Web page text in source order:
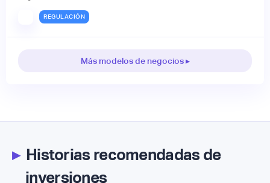
REGULACIÓN
Más modelos de negocios ▸
▸Historias recomendadas de
inversiones